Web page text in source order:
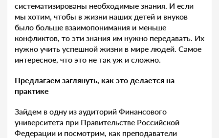
систематизированы необходимые знания. И если
мы хотим, чтобы в жизни наших детей и внуков
было больше взаимопонимания и меньше
конфликтов, то эти знания им нужно передавать. Их
нужно учить успешной жизни в мире людей. Самое
интересное, что это не так уж и сложно.
Предлагаем заглянуть, как это делается на
практике
Зайдем в одну из аудиторий Финансового
университета при Правительстве Российской
Федерации и посмотрим, как преподаватели